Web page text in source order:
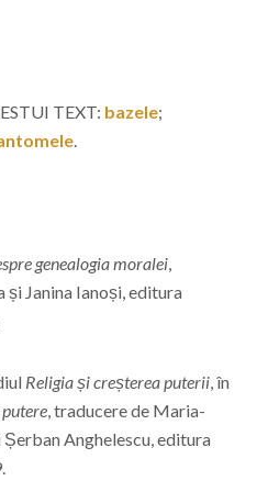
TEXT: bazele;
.
genealogia moralei,
Janina Ianoși, editura
Religia și creșterea puterii, în
, traducere de Maria-
Anghelescu, editura